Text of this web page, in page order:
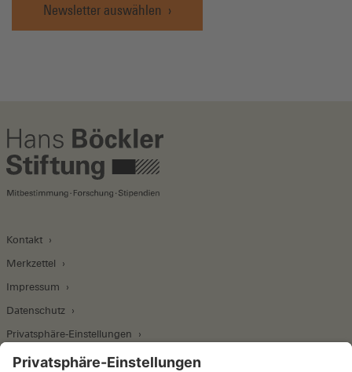
Newsletter auswählen
Kontakt
Merkzettel
Impressum
Datenschutz
Privatsphäre-Einstellungen